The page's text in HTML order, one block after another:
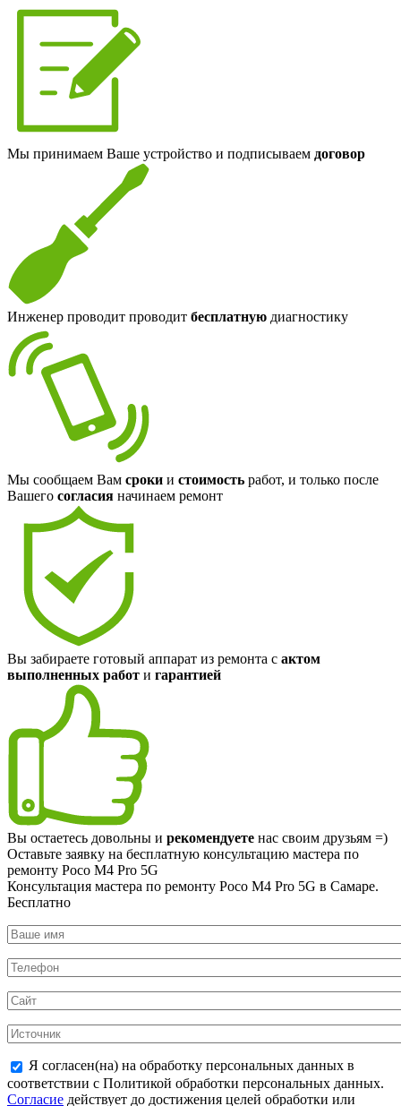
Мы принимаем Ваше устройство и подписываем договор
Инженер проводит проводит бесплатную диагностику
Мы сообщаем Вам сроки и стоимость работ, и только после
Вашего согласия начинаем ремонт
Вы забираете готовый аппарат из ремонта с актом
выполненных работ и гарантией
Вы остаетесь довольны и рекомендуете нас своим друзьям =)
Оставьте заявку на бесплатную консультацию мастера по
ремонту Poco M4 Pro 5G
Консультация мастера по ремонту Poco M4 Pro 5G в Самаре.
Бесплатно
Я согласен(на) на обработку персональных данных в
соответствии с Политикой обработки персональных данных.
Согласие действует до достижения целей обработки или